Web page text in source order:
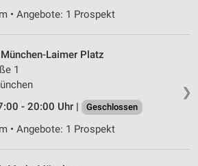
• Angebote: 1 Prospekt
❯
Laimer Platz
1
- 20:00 Uhr |
Geschlossen
• Angebote: 1 Prospekt
zur Auswahl
zur Personalisierung
von Inhalten